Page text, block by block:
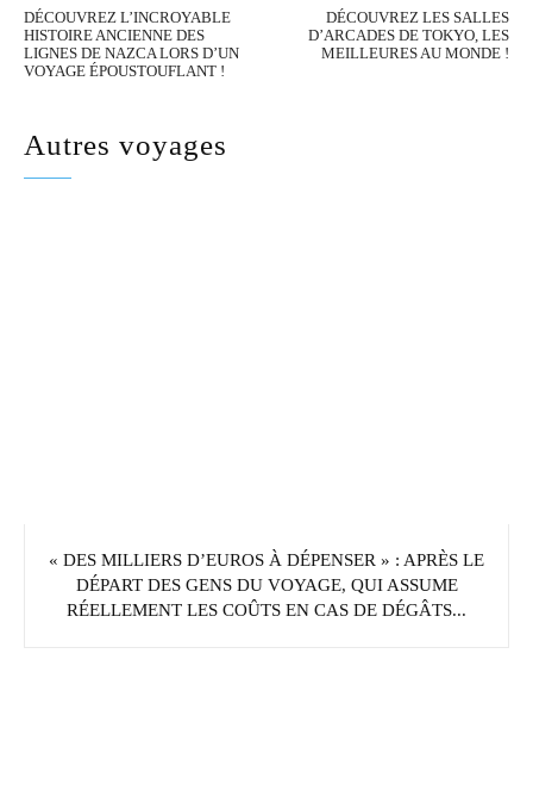
DÉCOUVREZ L’INCROYABLE
HISTOIRE ANCIENNE DES
LIGNES DE NAZCA LORS D’UN
VOYAGE ÉPOUSTOUFLANT !
DÉCOUVREZ LES SALLES
D’ARCADES DE TOKYO, LES
MEILLEURES AU MONDE !
Autres voyages
« DES MILLIERS D’EUROS À DÉPENSER » : APRÈS LE
DÉPART DES GENS DU VOYAGE, QUI ASSUME
RÉELLEMENT LES COÛTS EN CAS DE DÉGÂTS...